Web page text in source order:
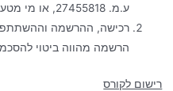
ע.מ. 27455818, או מי מטעמה (להלן: "
רכישה, ההרשמה
הרשמה מהווה ביטוי
רישום לקורס